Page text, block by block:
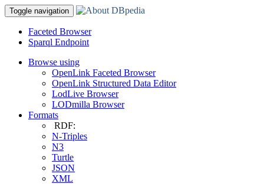
Toggle navigation
Faceted Browser
Sparql Endpoint
Browse using
OpenLink Faceted Browser
OpenLink Structured Data Editor
LodLive Browser
LODmilla Browser
Formats
RDF:
N-Triples
N3
Turtle
JSON
XML